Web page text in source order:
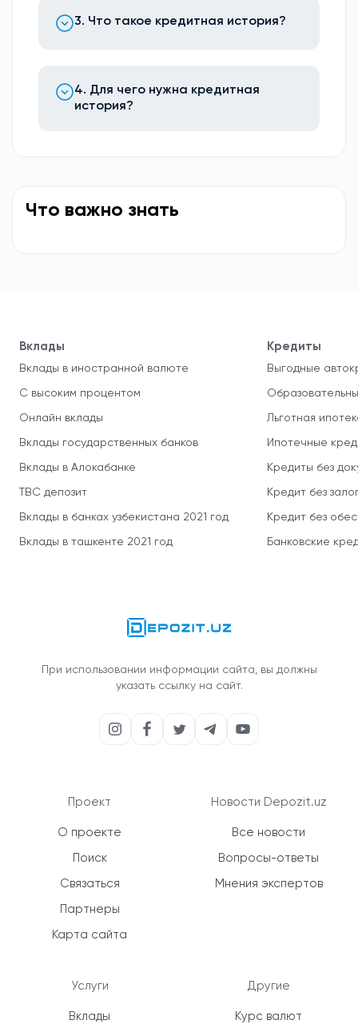
3. Что такое кредитная история?
4. Для чего нужна кредитная
история?
Что важно знать
Вклады
Вклады в иностранной валюте
С высоким процентом
Онлайн вклады
Вклады государственных банков
Вклады в Алокабанке
TBC депозит
Вклады в банках узбекистана 2021 год
Вклады в ташкенте 2021 год
Кредиты
Выгодные
Льготная
Ипотечные
Кредиты без
Кредит без
Кредит без
Банковские
При использовании информации сайта, вы должны
указать ссылку на сайт.
Проект
О проекте
Поиск
Связаться
Партнеры
Карта сайта
Услуги
Вклады
Новости Depozit.uz
Все новости
Вопросы-ответы
Мнения экспертов
Другие
Курс валют